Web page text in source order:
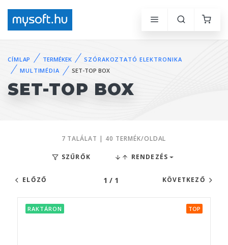
CÍMLAP TERMÉKEK
SZÓRAKOZTATÓ ELEKTRONIKA
MULTIMÉDIA
SET-TOP BOX
SET-TOP BOX
7 TALÁLAT | 40 TERMÉK/OLDAL
SZŰRŐK RENDEZÉS
ELŐZŐ 1 / 1 KÖVETKEZŐ
RAKTÁRON TOP